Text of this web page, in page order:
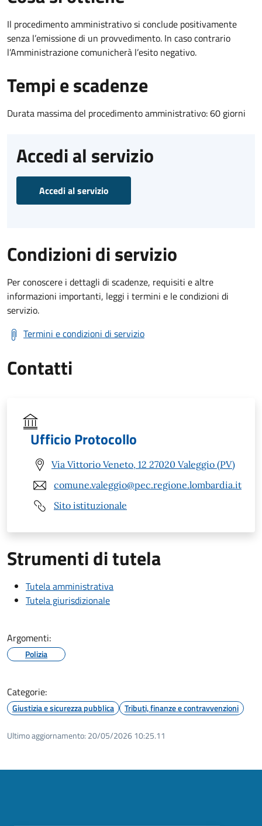
Il procedimento amministrativo si conclude positivamente
senza l’emissione di un provvedimento. In caso contrario
l’Amministrazione comunicherà l’esito negativo.
Tempi e scadenze
Durata massima del procedimento amministrativo: 60 giorni
Accedi al servizio
Accedi al servizio
Condizioni di servizio
Per conoscere i dettagli di scadenze, requisiti e altre
informazioni importanti, leggi i termini e le condizioni di
servizio.
Termini e condizioni di servizio
Contatti
Ufficio Protocollo
Via Vittorio Veneto, 12 27020 Valeggio (PV)
comune.valeggio@pec.regione.lombardia.it
Sito istituzionale
Strumenti di tutela
Tutela amministrativa
Tutela giurisdizionale
Argomenti:
Polizia
Categorie:
Giustizia e sicurezza pubblica Tributi, finanze e contravvenzioni
Ultimo aggiornamento: 20/05/2026 10:25.11